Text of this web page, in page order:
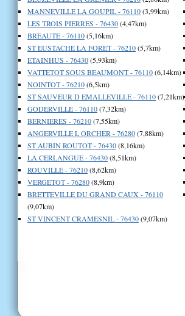
MANNEVILLE LA GOUPIL - 76110(3,99km)
LES TROIS PIERRES - 76430(4,47km)
BREAUTE - 76110(5,16km)
ST EUSTACHE LA FORET - 76210(5,7km)
ETAINHUS - 76430(5,93km)
VATTETOT SOUS BEAUMONT - 76110(6,14km)
NOINTOT - 76210(6,5km)
ST SAUVEUR D EMALLEVILLE - 76110(7,21km)
GODERVILLE - 76110(7,32km)
BERNIERES - 76210(7,55km)
ANGERVILLE L ORCHER - 76280(7,88km)
ST AUBIN ROUTOT - 76430(8,16km)
LA CERLANGUE - 76430(8,51km)
ROUVILLE - 76210(8,62km)
VERGETOT - 76280(8,9km)
BRETTEVILLE DU GRAND CAUX - 76110
(9,07km)
ST VINCENT CRAMESNIL - 76430(9,07km)